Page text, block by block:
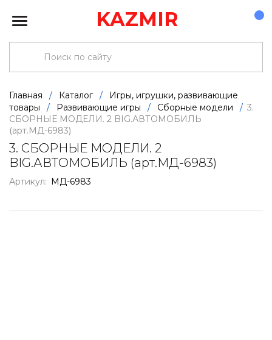
KAZMIR
Главная / Каталог /
Игры, игрушки, развивающие
товары
/ Развивающие игры / Сборные модели / 3.
СБОРНЫЕ МОДЕЛИ. 2 BIG.АВТОМОБИЛЬ
(арт.МД-6983)
3. СБОРНЫЕ МОДЕЛИ. 2
BIG.АВТОМОБИЛЬ (арт.МД-6983)
Артикул: МД-6983